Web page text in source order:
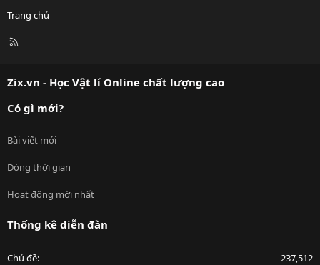
Trang chủ
R
Zix.vn - Học Vật lí Online chất lượng cao
Có gì mới?
Bài viết mới
Dòng thời gian
Hoạt động mới nhất
Thống kê diễn đàn
Chủ đề 237,512